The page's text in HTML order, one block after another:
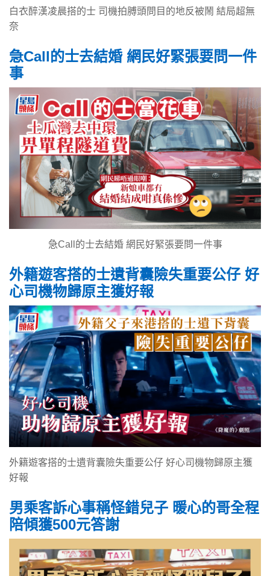
白衣醉漢凌晨搭的士 司機拍膊頭問目的地反被鬧 結局超無
奈
急Call的士去結婚 網民好緊張要問一件
事
急Call的士去結婚 網民好緊張要問一件事
外籍遊客搭的士遺背囊險失重要公仔 好
心司機物歸原主獲好報
外籍遊客搭的士遺背囊險失重要公仔 好心司機物歸原主獲
好報
男乘客訴心事稱怪錯兒子 暖心的哥全程
陪傾獲500元答謝